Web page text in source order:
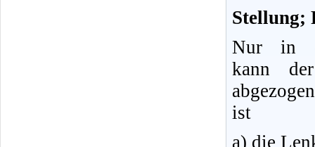
Stellung;
Nur in
kann
ist
a) die